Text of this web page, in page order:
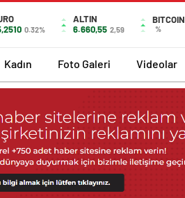
0.32%
ALTIN
6.660,55 2,59
BITCOIN
%
Kadın Foto Galeri Videolar